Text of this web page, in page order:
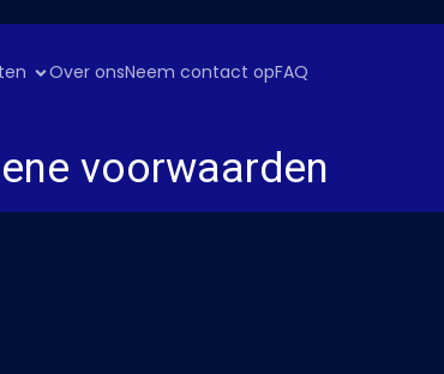
Over onsNeem contact opFAQ
voorwaarden